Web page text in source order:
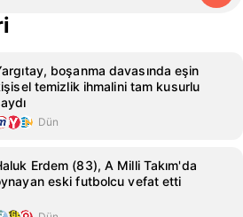
boşanma davasında eşin
temizlik ihmalini tam kusurlu
Dün
Erdem (83), A Milli Takım'da
eski futbolcu vefat etti